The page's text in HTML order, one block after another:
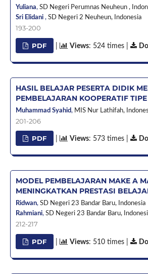
Yuliana, SD Negeri Perumnas Neuheun ,
Sri Elidani , SD Negeri 2 Neuheun, Indonesia
193-200
PDF Views: 524 times |
HASIL BELAJAR PESERTA DIDIK
PEMBELAJARAN KOOPERATIF
Muhammad Syahid, MIS Nur Lathifah,
201-206
PDF Views: 573 times |
MODEL PEMBELAJARAN MAKE A
MENINGKATKAN PRESTASI
Ridwan, SD Negeri 23 Bandar Baru,
Indonesia
Rahmiani, SD Negeri 23 Bandar Baru,
212-217
PDF Views: 510 times |